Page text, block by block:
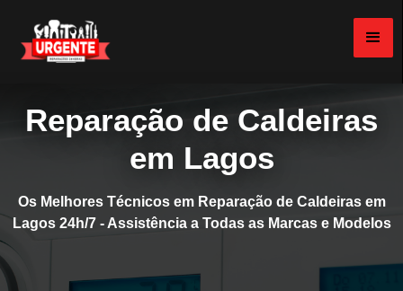
Reparação de Caldeiras
em Lagos
Os Melhores Técnicos em Reparação de Caldeiras em
Lagos 24h/7 - Assistência a Todas as Marcas e Modelos